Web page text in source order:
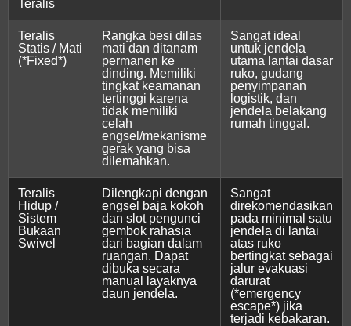
Teralis
Teralis
Statis / Mati
(*Fixed*)
Rangka besi dilas
mati dan ditanam
permanen ke
dinding. Memiliki
tingkat keamanan
tertinggi karena
tidak memiliki
celah
engsel/mekanisme
gerak yang bisa
dilemahkan.
Sangat ideal
untuk jendela
utama lantai dasar
ruko, gudang
penyimpanan
logistik, dan
jendela belakang
rumah tinggal.
Teralis
Hidup /
Sistem
Bukaan
Swivel
Dilengkapi dengan
engsel baja kokoh
dan slot pengunci
gembok rahasia
dari bagian dalam
ruangan. Dapat
dibuka secara
manual layaknya
daun jendela.
Sangat
direkomendasikan
pada minimal satu
jendela di lantai
atas ruko
bertingkat sebagai
jalur evakuasi
darurat
(*emergency
escape*) jika
terjadi kebakaran.